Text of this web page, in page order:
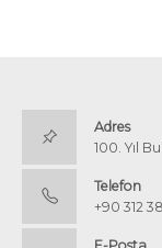
Adres
100. Yıl
Telefon
+90 312